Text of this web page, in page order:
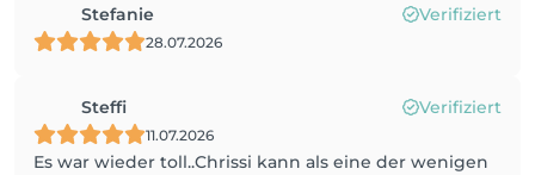
Stefanie Verifiziert
28.07.2026
Steffi Verifiziert
11.07.2026
Es war wieder toll..Chrissi kann als eine der wenigen